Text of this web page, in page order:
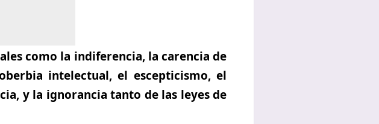
como la indiferencia, la carencia de
intelectual, el escepticismo, el
y la ignorancia tanto de las leyes de